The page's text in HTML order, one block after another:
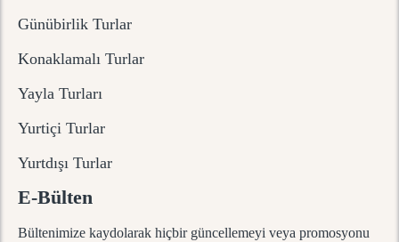
Günübirlik Turlar
Konaklamalı Turlar
Yayla Turları
Yurtiçi Turlar
Yurtdışı Turlar
E-Bülten
Bültenimize kaydolarak hiçbir güncellemeyi veya promosyonu